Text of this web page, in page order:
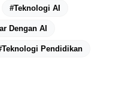
#Teknologi AI
Dengan AI
Pendidikan